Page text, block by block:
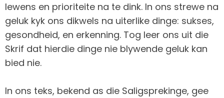
lewens en prioriteite na te dink. In ons strewe na
geluk kyk ons dikwels na uiterlike dinge: sukses,
gesondheid, en erkenning. Tog leer ons uit die
Skrif dat hierdie dinge nie blywende geluk kan
bied nie.
In ons teks, bekend as die Saligsprekinge, gee